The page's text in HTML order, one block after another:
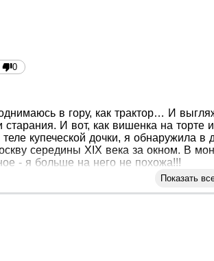
0
в гору, как трактор… И
И вот, как вишенка на
купеческой дочки, я обнаружила
середины XIX века за окном. В
- я больше на него не похожа!!!
Показать